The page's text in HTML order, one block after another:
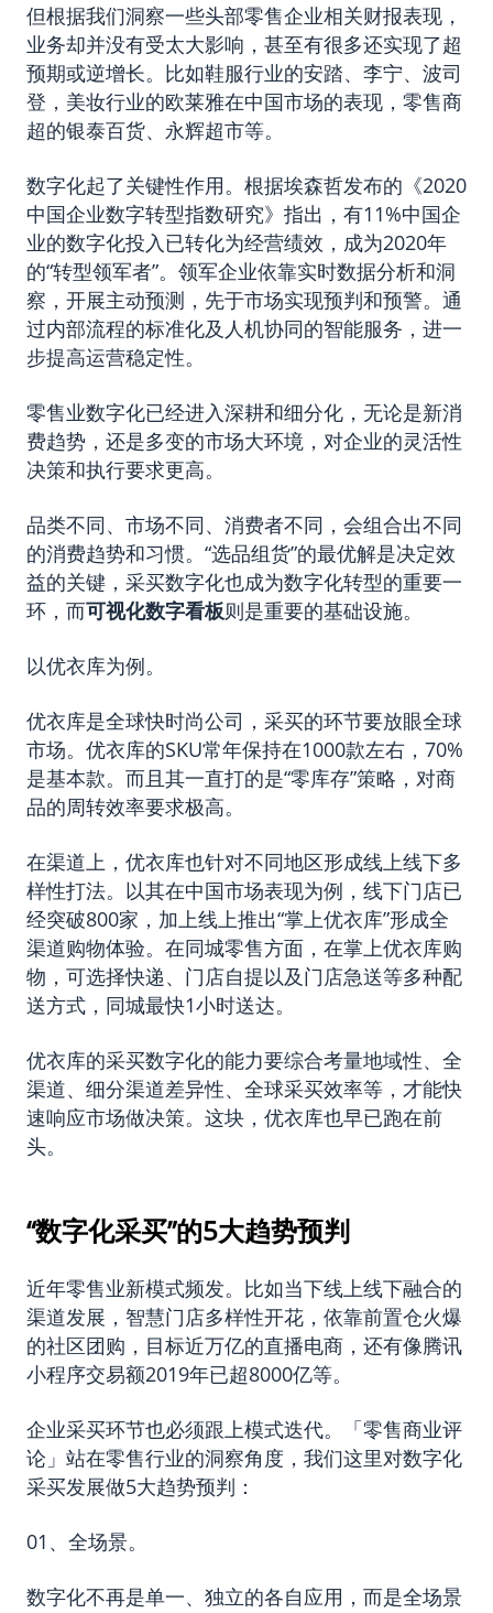
但根据我们洞察一些头部零售企业相关财报表现，
业务却并没有受太大影响，甚至有很多还实现了超
预期或逆增长。比如鞋服行业的安踏、李宁、波司
登，美妆行业的欧莱雅在中国市场的表现，零售商
超的银泰百货、永辉超市等。
数字化起了关键性作用。根据埃森哲发布的《2020
中国企业数字转型指数研究》指出，有11%中国企
业的数字化投入已转化为经营绩效，成为2020年
的“转型领军者”。领军企业依靠实时数据分析和洞
察，开展主动预测，先于市场实现预判和预警。通
过内部流程的标准化及人机协同的智能服务，进一
步提高运营稳定性。
零售业数字化已经进入深耕和细分化，无论是新消
费趋势，还是多变的市场大环境，对企业的灵活性
决策和执行要求更高。
品类不同、市场不同、消费者不同，会组合出不同
的消费趋势和习惯。“选品组货”的最优解是决定效
益的关键，采买数字化也成为数字化转型的重要一
环，而可视化数字看板则是重要的基础设施。
以优衣库为例。
优衣库是全球快时尚公司，采买的环节要放眼全球
市场。优衣库的SKU常年保持在1000款左右，70%
是基本款。而且其一直打的是“零库存”策略，对商
品的周转效率要求极高。
在渠道上，优衣库也针对不同地区形成线上线下多
样性打法。以其在中国市场表现为例，线下门店已
经突破800家，加上线上推出“掌上优衣库”形成全
渠道购物体验。在同城零售方面，在掌上优衣库购
物，可选择快递、门店自提以及门店急送等多种配
送方式，同城最快1小时送达。
优衣库的采买数字化的能力要综合考量地域性、全
渠道、细分渠道差异性、全球采买效率等，才能快
速响应市场做决策。这块，优衣库也早已跑在前
头。
“数字化采买”的5大趋势预判
近年零售业新模式频发。比如当下线上线下融合的
渠道发展，智慧门店多样性开花，依靠前置仓火爆
的社区团购，目标近万亿的直播电商，还有像腾讯
小程序交易额2019年已超8000亿等。
企业采买环节也必须跟上模式迭代。「零售商业评
论」站在零售行业的洞察角度，我们这里对数字化
采买发展做5大趋势预判：
01、全场景。
数字化不再是单一、独立的各自应用，而是全场景